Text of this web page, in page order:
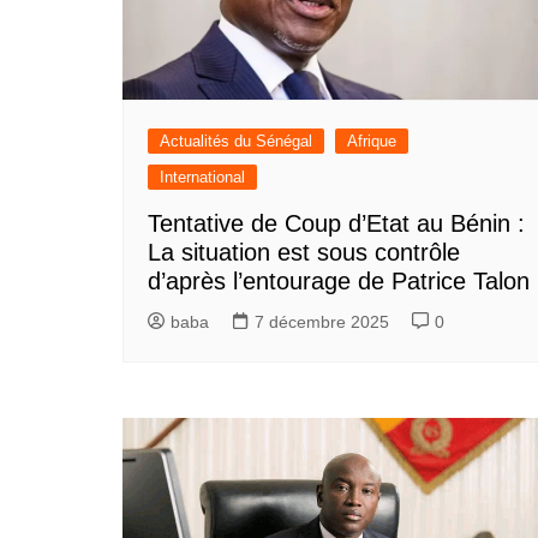
Actualités du Sénégal
Afrique
International
Tentative de Coup d’Etat au Bénin :
La situation est sous contrôle
d’après l’entourage de Patrice Talon
baba 7 décembre 2025 0